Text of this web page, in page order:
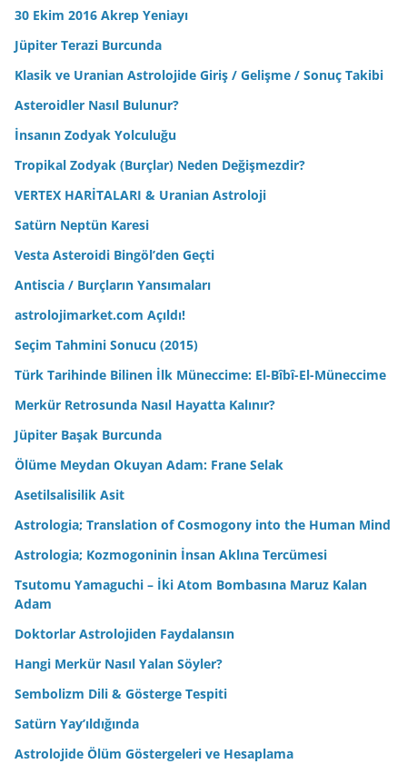
30 Ekim 2016 Akrep Yeniayı
Jüpiter Terazi Burcunda
Klasik ve Uranian Astrolojide Giriş / Gelişme / Sonuç Takibi
Asteroidler Nasıl Bulunur?
İnsanın Zodyak Yolculuğu
Tropikal Zodyak (Burçlar) Neden Değişmezdir?
VERTEX HARİTALARI & Uranian Astroloji
Satürn Neptün Karesi
Vesta Asteroidi Bingöl’den Geçti
Antiscia / Burçların Yansımaları
astrolojimarket.com Açıldı!
Seçim Tahmini Sonucu (2015)
Türk Tarihinde Bilinen İlk Müneccime: El-Bîbî-El-Müneccime
Merkür Retrosunda Nasıl Hayatta Kalınır?
Jüpiter Başak Burcunda
Ölüme Meydan Okuyan Adam: Frane Selak
Asetilsalisilik Asit
Astrologia; Translation of Cosmogony into the Human Mind
Astrologia; Kozmogoninin İnsan Aklına Tercümesi
Tsutomu Yamaguchi – İki Atom Bombasına Maruz Kalan
Adam
Doktorlar Astrolojiden Faydalansın
Hangi Merkür Nasıl Yalan Söyler?
Sembolizm Dili & Gösterge Tespiti
Satürn Yay’ıldığında
Astrolojide Ölüm Göstergeleri ve Hesaplama